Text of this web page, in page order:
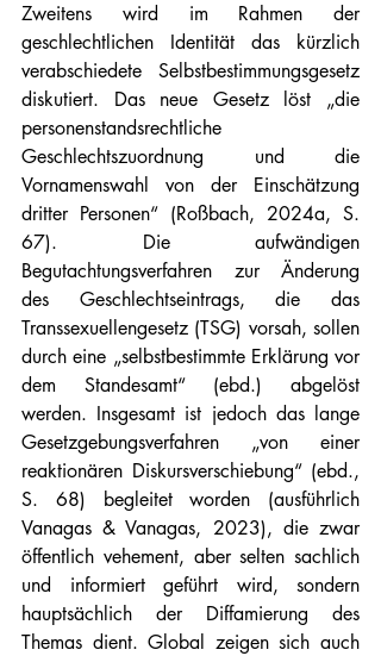
Zweitens wird im Rahmen der
geschlechtlichen Identität das kürzlich
verabschiedete Selbstbestimmungsgesetz
diskutiert. Das neue Gesetz löst „die
personenstandsrechtliche
Geschlechtszuordnung und die
Vornamenswahl von der Einschätzung
dritter Personen“ (Roßbach, 2024a, S.
67). Die aufwändigen
Begutachtungsverfahren zur Änderung
des Geschlechtseintrags, die das
Transsexuellengesetz (TSG) vorsah, sollen
durch eine „selbstbestimmte Erklärung vor
dem Standesamt“ (ebd.) abgelöst
werden. Insgesamt ist jedoch das lange
Gesetzgebungsverfahren „von einer
reaktionären Diskursverschiebung“ (ebd.,
S. 68) begleitet worden (ausführlich
Vanagas & Vanagas, 2023), die zwar
öffentlich vehement, aber selten sachlich
und informiert geführt wird, sondern
hauptsächlich der Diffamierung des
Themas dient. Global zeigen sich auch